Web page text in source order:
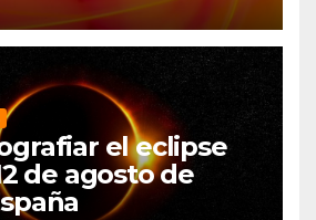
el eclipse
de agosto de